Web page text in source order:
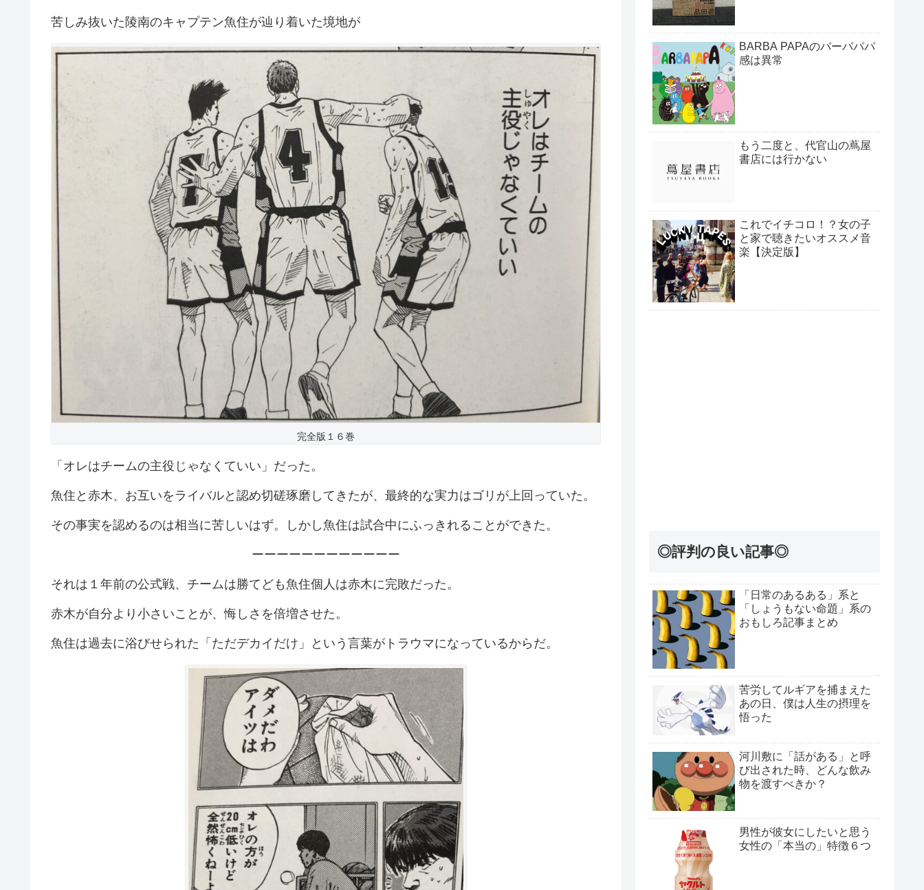
苦しみ抜いた陵南のキャプテン魚住が辿り着いた境地が
完全版１６巻
「オレはチームの主役じゃなくていい」だった。
魚住と赤木、お互いをライバルと認め切磋琢磨してきたが、最終的な実力はゴリが上回っていた。
その事実を認めるのは相当に苦しいはず。しかし魚住は試合中にふっきれることができた。
ーーーーーーーーーーーー
それは１年前の公式戦、チームは勝てども魚住個人は赤木に完敗だった。
赤木が自分より小さいことが、悔しさを倍増させた。
魚住は過去に浴びせられた「ただデカイだけ」という言葉がトラウマになっているからだ。
BARBA PAPAのバーバパパ
感は異常
もう二度と、代官山の蔦屋
書店には行かない
これでイチコロ！？女の子
と家で聴きたいオススメ音
楽【決定版】
◎評判の良い記事◎
「日常のあるある」系と
「しょうもない命題」系の
おもしろ記事まとめ
苦労してルギアを捕まえた
あの日、僕は人生の摂理を
悟った
河川敷に「話がある」と呼
び出された時、どんな飲み
物を渡すべきか？
男性が彼女にしたいと思う
女性の「本当の」特徴６つ